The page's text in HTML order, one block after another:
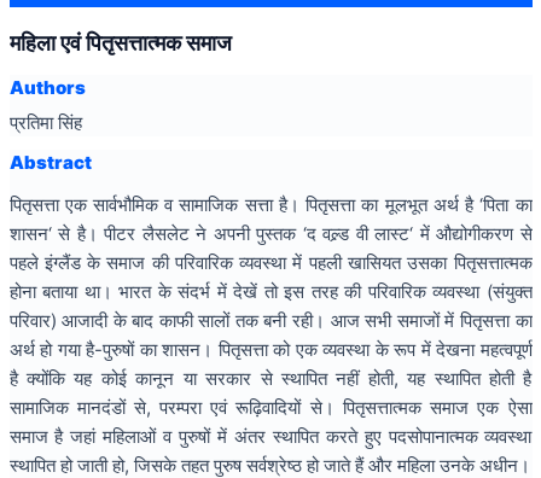
महिला एवं पितृसत्तात्मक समाज
Authors
प्रतिमा सिंह
Abstract
पितृसत्ता एक सार्वभौमिक व सामाजिक सत्ता है। पितृसत्ता का मूलभूत अर्थ है ‘पिता का
शासन‘ से है। पीटर लैसलेट ने अपनी पुस्तक ‘द वल्र्ड वी लास्ट‘ में औद्योगीकरण से
पहले इंग्लैंड के समाज की परिवारिक व्यवस्था में पहली खासियत उसका पितृसत्तात्मक
होना बताया था। भारत के संदर्भ में देखें तो इस तरह की परिवारिक व्यवस्था (संयुक्त
परिवार) आजादी के बाद काफी सालों तक बनी रही। आज सभी समाजों में पितृसत्ता का
अर्थ हो गया है-पुरुषों का शासन। पितृसत्ता को एक व्यवस्था के रूप में देखना महत्वपूर्ण
है क्योंकि यह कोई कानून या सरकार से स्थापित नहीं होती, यह स्थापित होती है
सामाजिक मानदंडों से, परम्परा एवं रूढ़िवादियों से। पितृसत्तात्मक समाज एक ऐसा
समाज है जहां महिलाओं व पुरुषों में अंतर स्थापित करते हुए पदसोपानात्मक व्यवस्था
स्थापित हो जाती हो, जिसके तहत पुरुष सर्वश्रेष्ठ हो जाते हैं और महिला उनके अधीन।